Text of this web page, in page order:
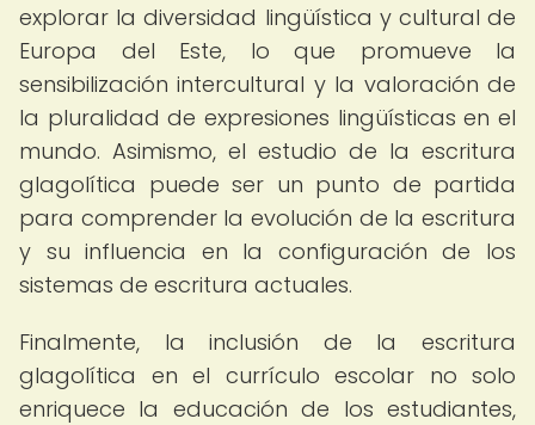
explorar la diversidad lingüística y cultural de
Europa del Este, lo que promueve la
sensibilización intercultural y la valoración de
la pluralidad de expresiones lingüísticas en el
mundo. Asimismo, el estudio de la escritura
glagolítica puede ser un punto de partida
para comprender la evolución de la escritura
y su influencia en la configuración de los
sistemas de escritura actuales.
Finalmente, la inclusión de la escritura
glagolítica en el currículo escolar no solo
enriquece la educación de los estudiantes,